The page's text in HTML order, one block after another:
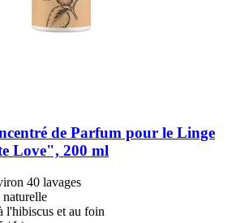
de Parfum pour le Linge
Love", 200 ml
40 lavages
l'hibiscus et au foin